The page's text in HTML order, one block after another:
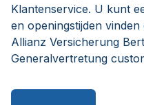
Klantenservice. U kunt
en openingstijden
Allianz Versicherung
Generalvertretung